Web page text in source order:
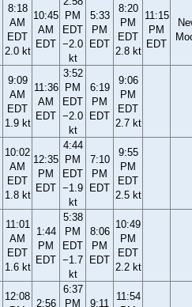
8:18
AM
EDT
2.0 kt
10:45
AM
EDT
PM
EDT
−2.0
kt
5:33
PM
EDT
8:20
PM
EDT
2.8 kt
11:15
PM
EDT
9:09
AM
EDT
1.9 kt
11:36
AM
EDT
3:52
PM
EDT
−2.0
kt
6:19
PM
EDT
9:06
PM
EDT
2.7 kt
10:02
AM
EDT
1.8 kt
12:35
PM
EDT
4:44
PM
EDT
−1.9
kt
7:10
PM
EDT
9:55
PM
EDT
2.5 kt
11:01
AM
EDT
1.6 kt
1:44
PM
EDT
5:38
PM
EDT
−1.7
kt
8:06
PM
EDT
10:49
PM
EDT
2.2 kt
12:08
2:56
6:37
PM
9:11
11:54